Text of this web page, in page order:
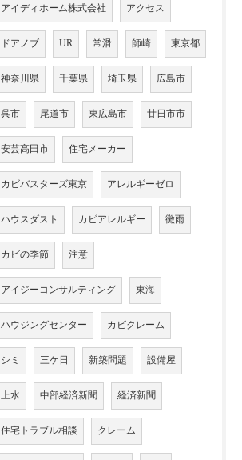
アイディホーム株式会社 アクセス
ドアノブ UR 常滑 師崎 東京都
神奈川県 千葉県 埼玉県 広島市
呉市 尾道市 東広島市 廿日市市
安芸高田市 住宅メーカー
カビバスターズ東京 アレルギーゼロ
ハウスダスト カビアレルギー 黴雨
カビの季節 注意
アイジーコンサルティング 東海
ハウジングセンター カビクレーム
シミ 三ケ日 新築問題 設備屋
上水 中部経済新聞 経済新聞
住宅トラブル相談 クレーム